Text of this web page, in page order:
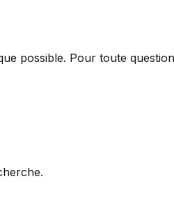
possible. Pour toute